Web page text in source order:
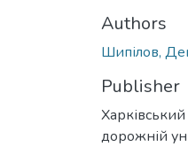
Authors
Шипілов,
Publisher
дорожній